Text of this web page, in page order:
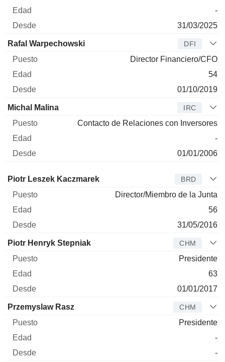
-
31/03/2025
Rafal Warpechowski DFI
Director Financiero/CFO
54
01/10/2019
Michal Malina IRC
Contacto de Relaciones con Inversores
-
01/01/2006
Administrador Puesto Edad
Piotr Leszek Kaczmarek BRD
Director/Miembro de la Junta
56
31/05/2016
Piotr Henryk Stepniak CHM
Presidente
63
01/01/2017
Przemyslaw Rasz CHM
Presidente
-
-